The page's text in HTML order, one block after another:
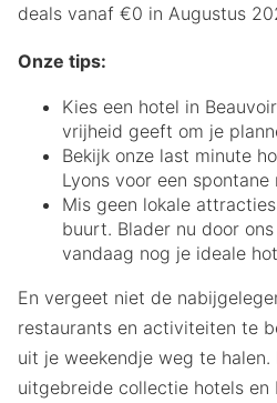
deals vanaf €0 in Augustus
Onze tips:
Kies een hotel in
vrijheid geeft om je
Bekijk onze last minute
Lyons voor een spontane
Mis geen lokale
buurt. Blader nu door
vandaag nog je ideale
En vergeet niet de
restaurants en activiteiten te
uit je weekendje weg te halen.
uitgebreide collectie hotels en